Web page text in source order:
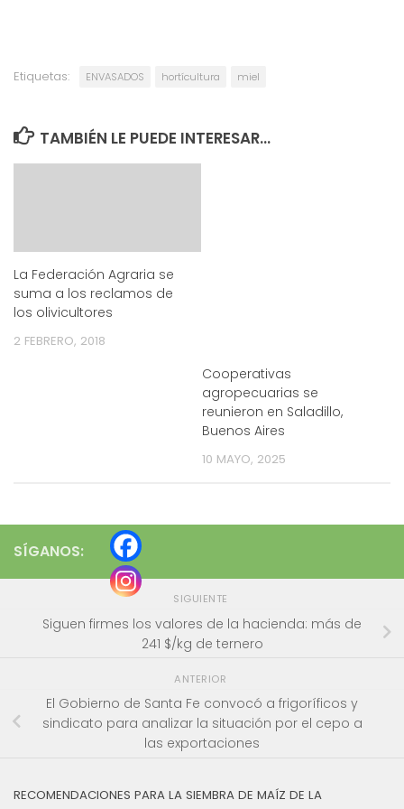
Etiquetas: ENVASADOS hortícultura miel
TAMBIÉN LE PUEDE INTERESAR...
La Federación Agraria se
suma a los reclamos de
los olivicultores
2 FEBRERO, 2018
Cooperativas
agropecuarias se
reunieron en Saladillo,
Buenos Aires
10 MAYO, 2025
SÍGANOS:
SIGUIENTE
Siguen firmes los valores de la hacienda: más de
241 $/kg de ternero
ANTERIOR
El Gobierno de Santa Fe convocó a frigoríficos y
sindicato para analizar la situación por el cepo a
las exportaciones
RECOMENDACIONES PARA LA SIEMBRA DE MAÍZ DE LA